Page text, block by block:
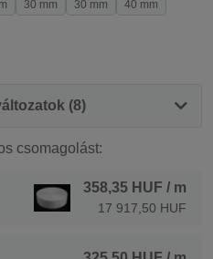
30 mm 30 mm
40 mm
(8)
csomagolást:
358,35 HUF / m
17 917,50 HUF